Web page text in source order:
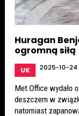
Huragan
ogromną siłą
UK 2025-10-24
Met Office wydało
deszczem w
natomiast